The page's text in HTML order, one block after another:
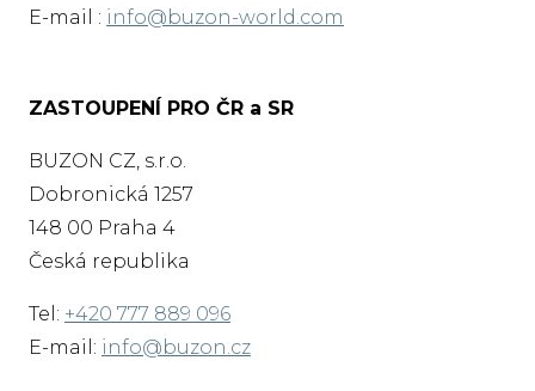
E-mail : info@buzon-world.com
ZASTOUPENÍ PRO ČR a SR
BUZON CZ, s.r.o.
Dobronická 1257
148 00 Praha 4
Česká republika
Tel: +420 777 889 096
E-mail: info@buzon.cz